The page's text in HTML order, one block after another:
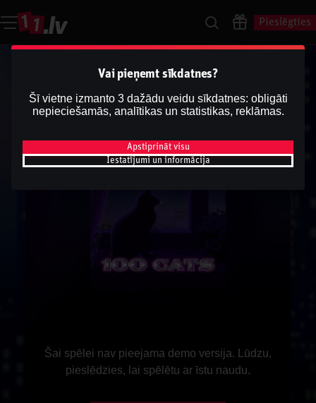
Pieslēgties
Šai spēlei nav pieejama demo versija. Lūdzu,
pieslēdzies, lai spēlētu ar īstu naudu.
Vai pieņemt sīkdatnes?
Šī vietne izmanto 3 dažādu veidu sīkdatnes: obligāti
nepieciešamās, analītikas un statistikas, reklāmas.
Apstiprināt visu
Iestatījumi un informācija